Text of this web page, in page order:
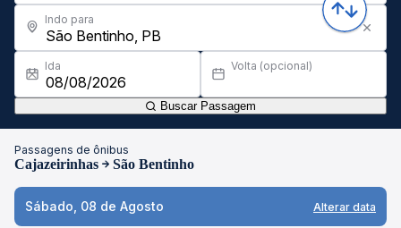
Indo para
Ida Volta (opcional)
Buscar Passagem
Passagens de ônibus
Cajazeirinhas São Bentinho
Sábado, 08 de Agosto Alterar data